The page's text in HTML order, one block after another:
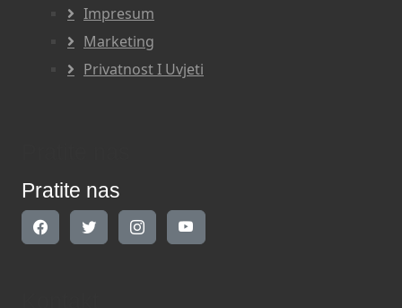
Impresum
Marketing
Privatnost I Uvjeti
Pratite nas